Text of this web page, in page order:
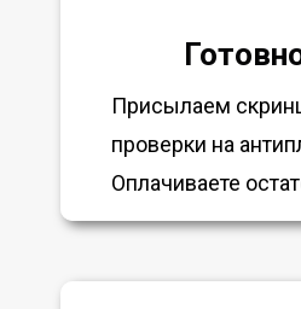
Присылаем
проверки на
Оплачиваете